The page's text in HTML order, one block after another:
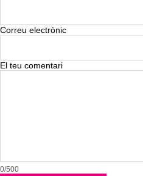
Correu electrònic
El teu comentari
0/500